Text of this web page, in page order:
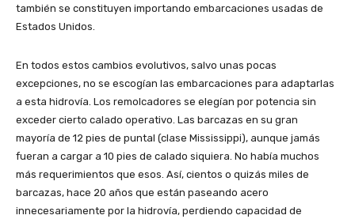
también se constituyen importando embarcaciones usadas de
Estados Unidos.
En todos estos cambios evolutivos, salvo unas pocas
excepciones, no se escogían las embarcaciones para adaptarlas
a esta hidrovía. Los remolcadores se elegían por potencia sin
exceder cierto calado operativo. Las barcazas en su gran
mayoría de 12 pies de puntal (clase Mississippi), aunque jamás
fueran a cargar a 10 pies de calado siquiera. No había muchos
más requerimientos que esos. Así, cientos o quizás miles de
barcazas, hace 20 años que están paseando acero
innecesariamente por la hidrovía, perdiendo capacidad de